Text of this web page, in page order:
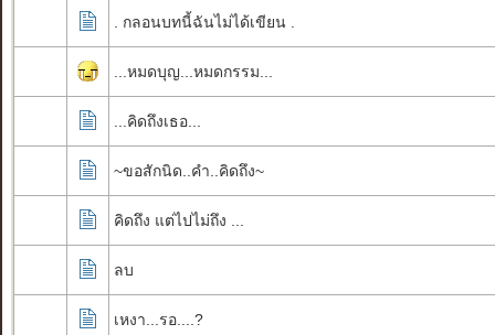
. กลอนบทนี้ฉันไม่ได้เขียน .
...หมดบุญ...หมดกรรม...
...คิดถึงเธอ...
~ขอสักนิด..คำ..คิดถึง~
คิดถึง แต่ไปไม่ถึง ...
ลบ
เหงา...รอ....?